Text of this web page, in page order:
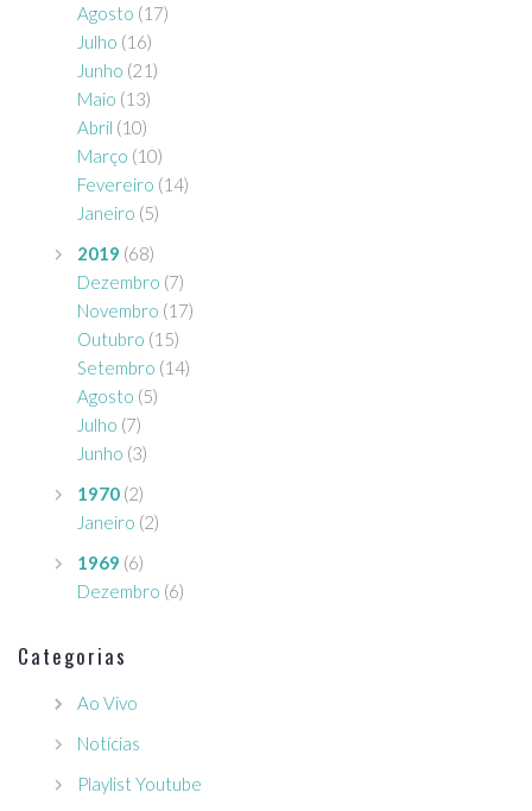
Agosto (17)
Julho (16)
Junho (21)
Maio (13)
Abril (10)
Março (10)
Fevereiro (14)
Janeiro (5)
2019 (68)
Dezembro (7)
Novembro (17)
Outubro (15)
Setembro (14)
Agosto (5)
Julho (7)
Junho (3)
1970 (2)
Janeiro (2)
1969 (6)
Dezembro (6)
Categorias
Ao Vivo
Notícias
Playlist Youtube